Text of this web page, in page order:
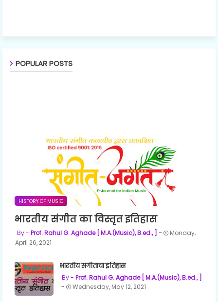
POPULAR POSTS
HISTORY OF MUSIC
भारतीय संगीत का विस्तृत इतिहास
Prof. Rahul G. Aghade [ M.A.(Music), B.ed., ]
Monday,
April 26, 2021
भारतीय संगीताचा इतिहास
Prof. Rahul G. Aghade [ M.A.(Music), B.ed., ]
Wednesday, May 12, 2021